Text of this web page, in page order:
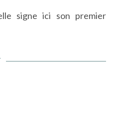
PATRIMOINE
signe ici son premier